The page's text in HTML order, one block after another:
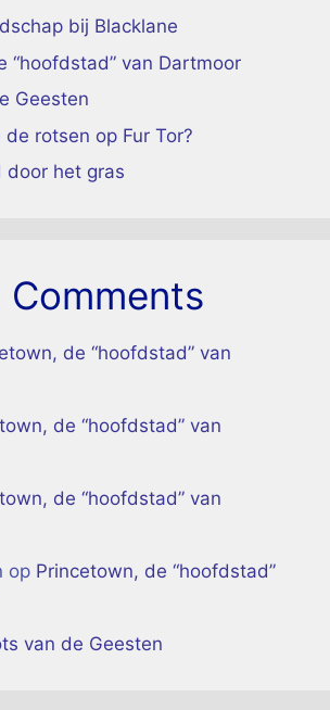
bij Blacklane
“hoofdstad” van Dartmoor
Geesten
rotsen op Fur Tor?
door het gras
Comments
de “hoofdstad” van
de “hoofdstad” van
de “hoofdstad” van
op Princetown, de “hoofdstad”
van de Geesten